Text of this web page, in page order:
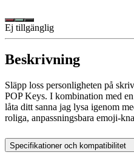
Ej tillgänglig
Beskrivning
Släpp loss personligheten på
POP Keys. I kombination med
låta ditt sanna jag lysa igenom
roliga, anpassningsbara emoji-
Specifikationer och kompatibilitet